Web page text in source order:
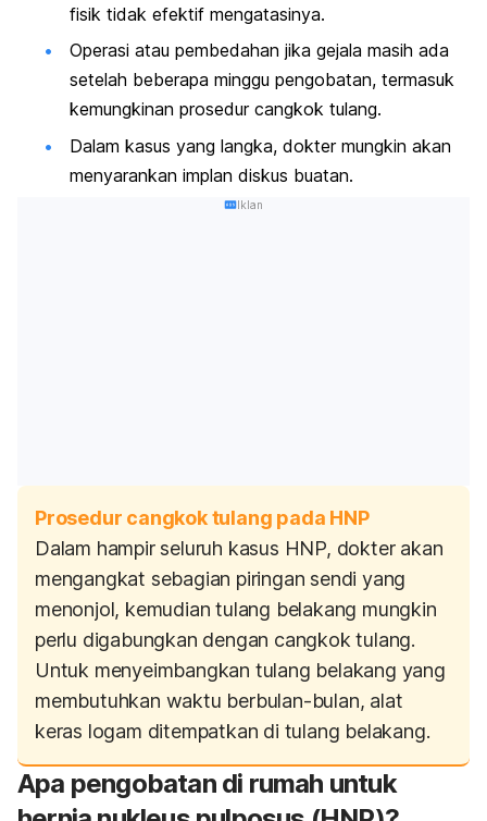
fisik tidak efektif mengatasinya.
Operasi atau pembedahan jika gejala masih ada
setelah beberapa minggu pengobatan, termasuk
kemungkinan prosedur cangkok tulang.
Dalam kasus yang langka, dokter mungkin akan
menyarankan implan diskus buatan.
Iklan
Prosedur cangkok tulang pada HNP
Dalam hampir seluruh kasus HNP, dokter akan
mengangkat sebagian piringan sendi yang
menonjol, kemudian tulang belakang mungkin
perlu digabungkan dengan cangkok tulang.
Untuk menyeimbangkan tulang belakang yang
membutuhkan waktu berbulan-bulan, alat
keras logam ditempatkan di tulang belakang.
Apa pengobatan di rumah untuk